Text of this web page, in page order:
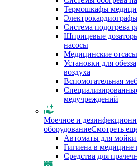
Термошкафы
Cистема подогрева
Шприцевые
насосы
Медицинские
Установки для
воздуха
Вспомогательная
медучреждений
Моечное и
оборудованиеСмотреть
Автоматы для
Гигиена в медицине
Средства для